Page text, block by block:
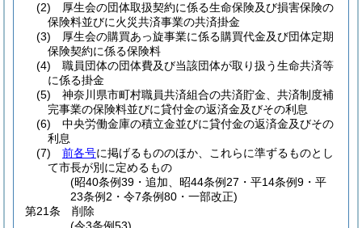
(2)
厚生会の団体取扱契約に係る生命保険及び損害保険の
保険料並びに火災共済事業の共済掛金
(3)
厚生会の購買あっ旋事業に係る購買代金及び団体定期
保険契約に係る保険料
(4)
職員団体の団体費及び当該団体が取り扱う生命共済等
に係る掛金
(5)
神奈川県市町村職員共済組合の共済貯金、共済制度補
完事業の保険料並びに貸付金の返済金及びその利息
(6)
中央労働金庫の積立金並びに貸付金の返済金及びその
利息
(7)
前各号に掲げるもののほか、これらに準ずるものとし
て市長が別に定めるもの
(昭40条例39・追加、昭44条例27・平14条例9・平
23条例2・令7条例80・一部改正)
第21条
削除